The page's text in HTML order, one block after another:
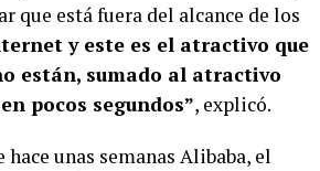
que está fuera del alcance de los
y este es el atractivo que
están, sumado al atractivo
pocos segundos”, explicó.
hace unas semanas Alibaba, el